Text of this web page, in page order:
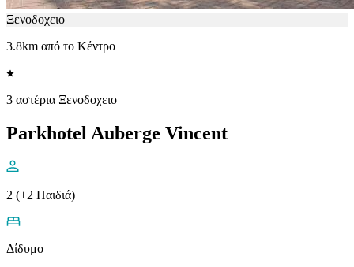
Ξενοδοχειο
3.8km από το Κέντρο
3 αστέρια Ξενοδοχειο
Parkhotel Auberge Vincent
2 (+2 Παιδιά)
Δίδυμο